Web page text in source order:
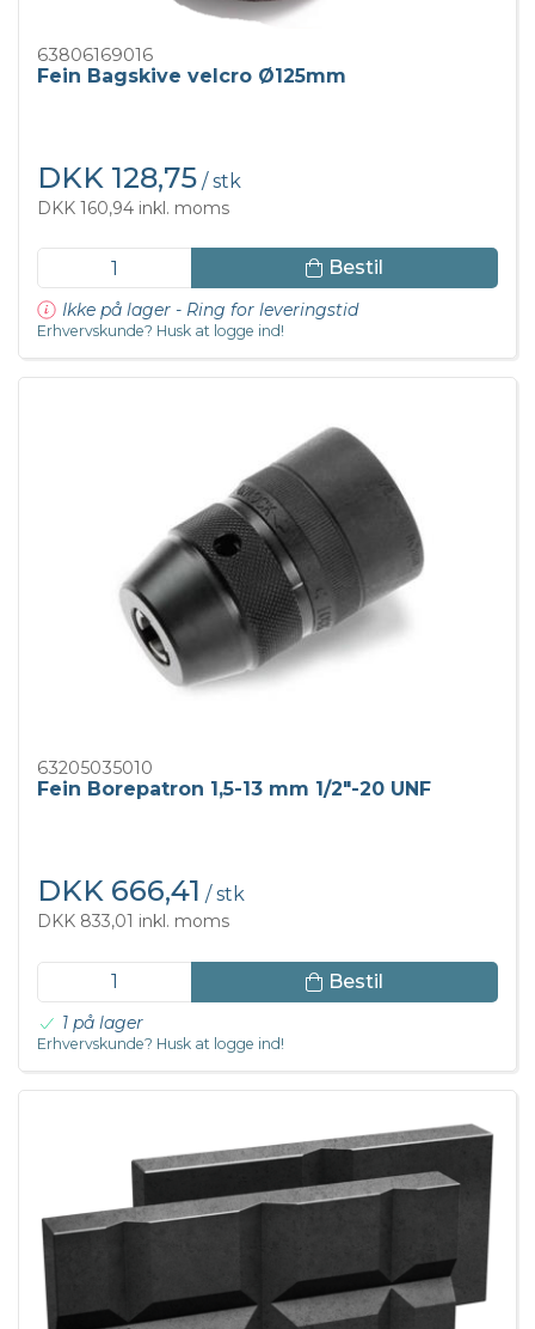
63806169016
Fein Bagskive velcro Ø125mm
DKK 128,75 / stk
DKK 160,94 inkl. moms
Bestil
Ikke på lager - Ring for leveringstid
Erhvervskunde? Husk at logge ind!
63205035010
Fein Borepatron 1,5-13 mm 1/2"-20 UNF
DKK 666,41 / stk
DKK 833,01 inkl. moms
Bestil
1 på lager
Erhvervskunde? Husk at logge ind!